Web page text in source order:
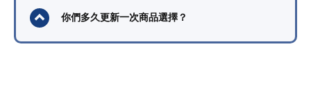
你們多久更新一次商品選擇？